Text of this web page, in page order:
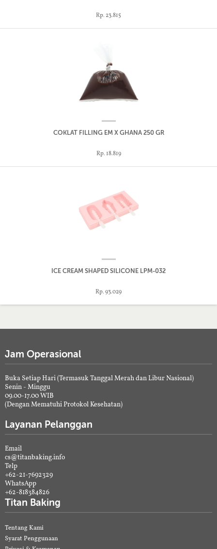
Rp. 23.815
COKLAT FILLING EM X GHANA 250 GR
Rp. 18.819
ICE CREAM SHAPED SILICONE LPM-032
Rp. 93.029
Jam Operasional
Buka Setiap Hari (Termasuk Tanggal Merah dan Libur Nasional)
Senin - Minggu
09.00-17.00 WIB
(Dengan Mematuhi Protokol Kesehatan)
Layanan Pelanggan
Email
cs@titanbaking.info
Telp
+62-21-7692329
WhatsApp
+62-818384826
Titan Baking
Tentang Kami
Syarat Penggunaan